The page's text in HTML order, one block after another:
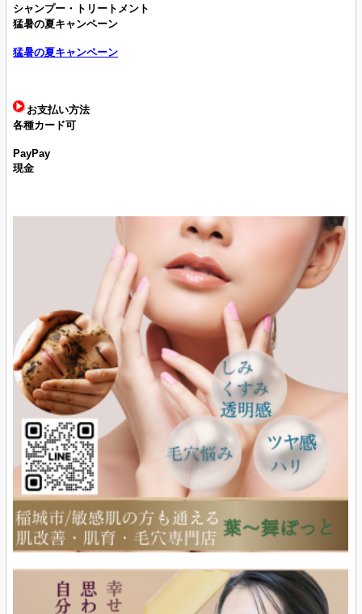
シャンプー・トリートメント
猛暑の夏キャンペーン
猛暑の夏キャンペーン
お支払い方法
各種カード可
PayPay
現金